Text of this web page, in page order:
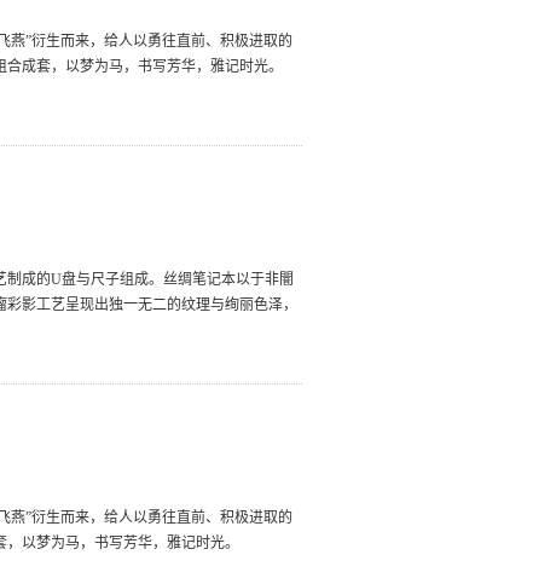
燕”衍生而来，给人以勇往直前、积极进取的
成套，以梦为马，书写芳华，雅记时光。
成的U盘与尺子组成。丝绸笔记本以于非闇
影工艺呈现出独一无二的纹理与绚丽色泽，
燕”衍生而来，给人以勇往直前、积极进取的
以梦为马，书写芳华，雅记时光。